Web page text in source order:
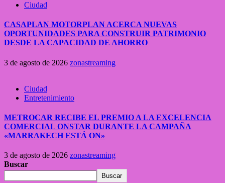
Ciudad
CASAPLAN MOTORPLAN ACERCA NUEVAS
OPORTUNIDADES PARA CONSTRUIR PATRIMONIO
DESDE LA CAPACIDAD DE AHORRO
3 de agosto de 2026 zonastreaming
Ciudad
Entretenimiento
METROCAR RECIBE EL PREMIO A LA EXCELENCIA
COMERCIAL ONSTAR DURANTE LA CAMPAÑA
«MARRAKECH ESTÁ ON»
3 de agosto de 2026 zonastreaming
Buscar
Buscar